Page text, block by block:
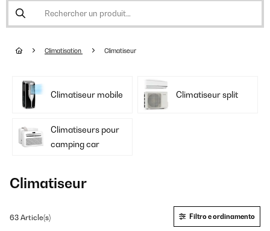
Climatisation Climatiseur
Climatiseur mobile Climatiseur split
Climatiseurs pour
camping car
Climatiseur
63 Article(s) Filtro e ordinamento